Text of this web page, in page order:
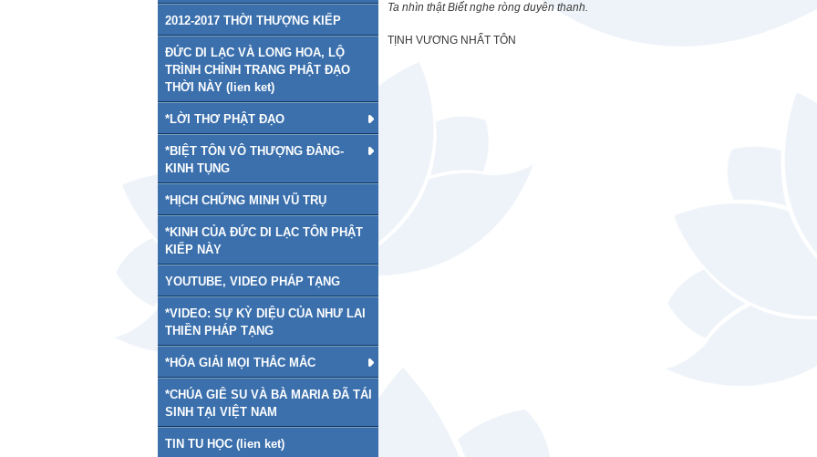
2012-2017 THỜI THƯỢNG KIẾP
ĐỨC DI LẠC VÀ LONG HOA, LỘ
TRÌNH CHỈNH TRANG PHẬT ĐẠO
THỜI NÀY (lien ket)
*LỜI THƠ PHẬT ĐẠO
*BIỆT TÔN VÔ THƯỢNG ĐẲNG-
KINH TỤNG
*HỊCH CHỨNG MINH VŨ TRỤ
*KINH CỦA ĐỨC DI LẠC TÔN PHẬT
KIẾP NÀY
YOUTUBE, VIDEO PHÁP TẠNG
*VIDEO: SỰ KỲ DIỆU CỦA NHƯ LAI
THIỀN PHÁP TẠNG
*HÓA GIẢI MỌI THẮC MẮC
*CHÚA GIÊ SU VÀ BÀ MARIA ĐÃ TÁI
SINH TẠI VIỆT NAM
TIN TU HỌC (lien ket)
Ta nhìn thật Biết nghe ròng duyên thanh.
TỊNH VƯƠNG NHẤT TÔN